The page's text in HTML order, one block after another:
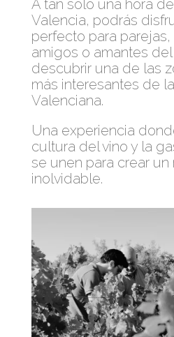
A tan solo una hora
Valencia, podrás
perfecto para
amigos o amantes
descubrir una de las
más interesantes de
Valenciana.
Una experiencia
cultura del vino y la
se unen para crear
inolvidable.